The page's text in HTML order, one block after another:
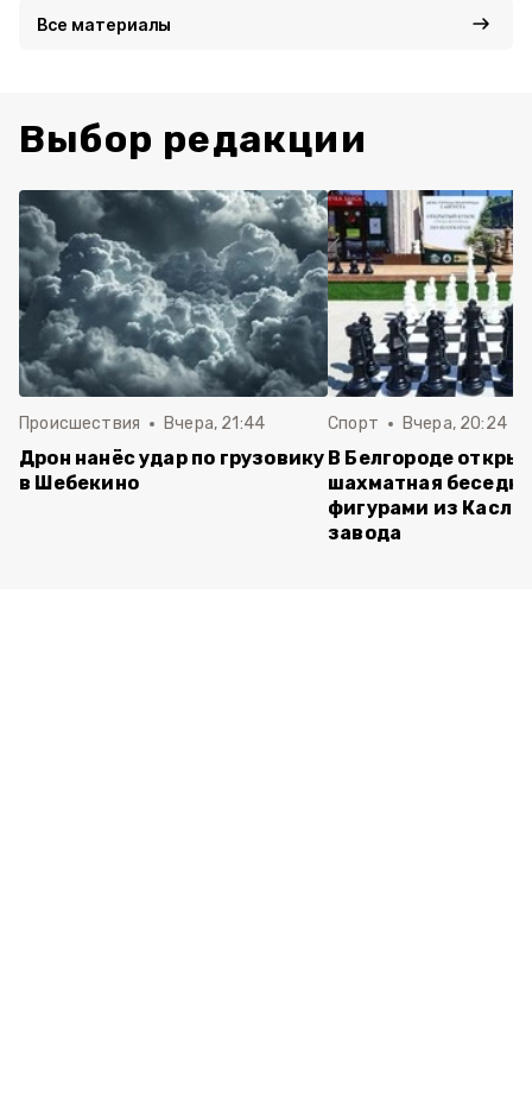
Все материалы
Выбор редакции
Происшествия Вчера, 21:44
Дрон нанёс удар по грузовику
в Шебекино
Спорт Вчера, 20:24
В Белгороде
шахматная
фигурами из
завода